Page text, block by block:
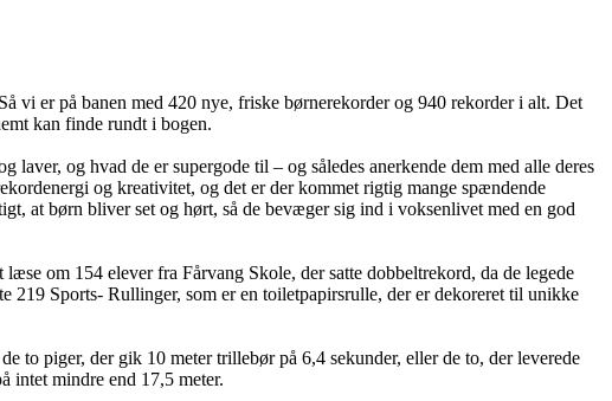
vi er på banen med 420 nye, friske børnerekorder og 940 rekorder i alt. Det
kan finde rundt i bogen.
og hvad de er supergode til – og således anerkende dem med alle deres
og kreativitet, og det er der kommet rigtig mange spændende
at børn bliver set og hørt, så de bevæger sig ind i voksenlivet med en god
om 154 elever fra Fårvang Skole, der satte dobbeltrekord, da de legede
Sports- Rullinger, som er en toiletpapirsrulle, der er dekoreret til unikke
to piger, der gik 10 meter trillebør på 6,4 sekunder, eller de to, der leverede
intet mindre end 17,5 meter.